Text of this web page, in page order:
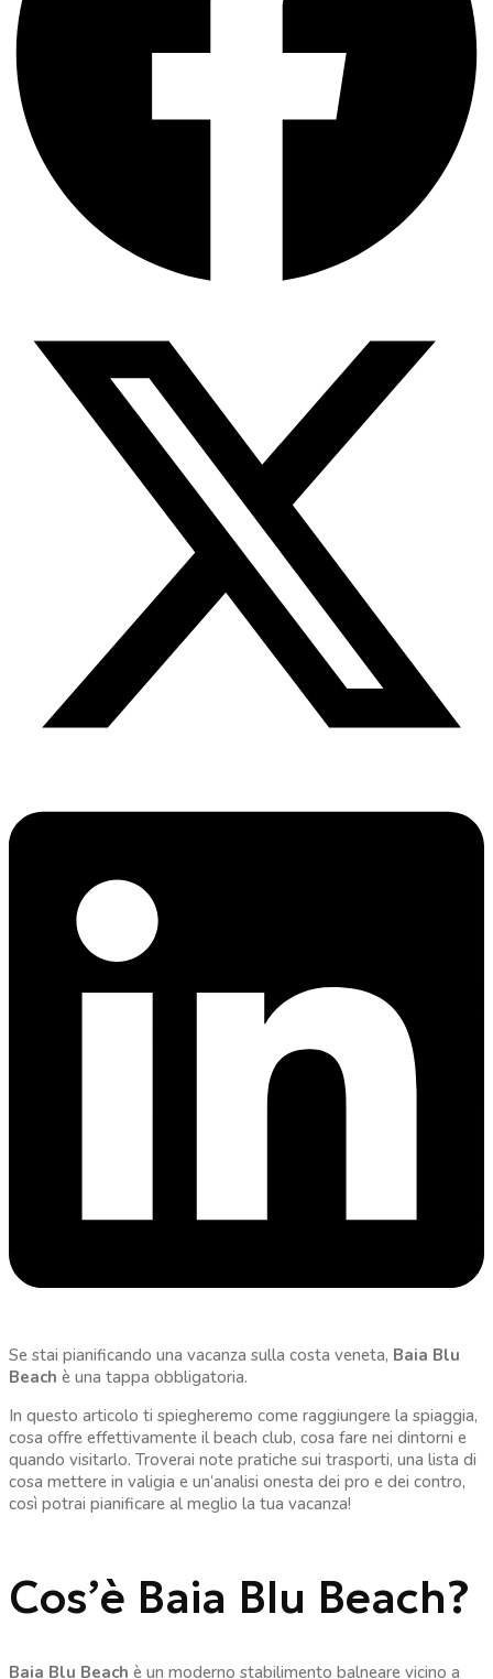
Se stai pianificando una vacanza sulla costa veneta, Baia Blu
Beach è una tappa obbligatoria.
In questo articolo ti spiegheremo come raggiungere la spiaggia,
cosa offre effettivamente il beach club, cosa fare nei dintorni e
quando visitarlo. Troverai note pratiche sui trasporti, una lista di
cosa mettere in valigia e un’analisi onesta dei pro e dei contro,
così potrai pianificare al meglio la tua vacanza!
Cos’è Baia Blu Beach?
Baia Blu Beach è un moderno stabilimento balneare vicino a